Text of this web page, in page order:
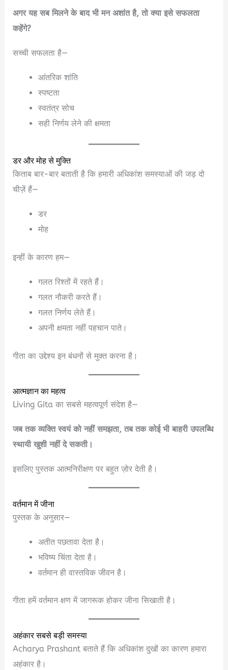
अगर यह सब मिलने के बाद भी मन अशांत है, तो क्या इसे सफलता
कहेंगे?
सच्ची सफलता है—
आंतरिक शांति
स्पष्टता
स्वतंत्र सोच
सही निर्णय लेने की क्षमता
डर और मोह से मुक्ति
किताब बार-बार बताती है कि हमारी अधिकांश समस्याओं की जड़ दो
चीज़ें हैं—
डर
मोह
इन्हीं के कारण हम—
गलत रिश्तों में रहते हैं।
गलत नौकरी करते हैं।
गलत निर्णय लेते हैं।
अपनी क्षमता नहीं पहचान पाते।
गीता का उद्देश्य इन बंधनों से मुक्त करना है।
आत्मज्ञान का महत्व
Living Gita का सबसे महत्वपूर्ण संदेश है—
जब तक व्यक्ति स्वयं को नहीं समझता, तब तक कोई भी बाहरी उपलब्धि
स्थायी खुशी नहीं दे सकती।
इसलिए पुस्तक आत्मनिरीक्षण पर बहुत ज़ोर देती है।
वर्तमान में जीना
पुस्तक के अनुसार—
अतीत पछतावा देता है।
भविष्य चिंता देता है।
वर्तमान ही वास्तविक जीवन है।
गीता हमें वर्तमान क्षण में जागरूक होकर जीना सिखाती है।
अहंकार सबसे बड़ी समस्या
Acharya Prashant बताते हैं कि अधिकांश दुखों का कारण हमारा
अहंकार है।